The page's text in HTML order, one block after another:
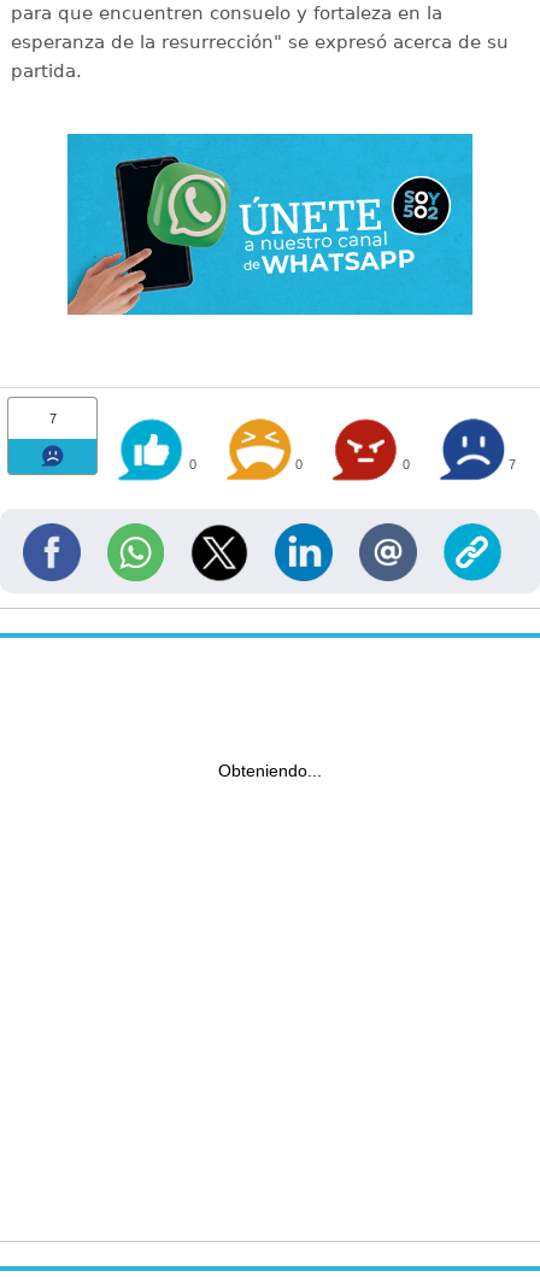
para que encuentren consuelo y fortaleza en la
esperanza de la resurrección" se expresó acerca de su
partida.
7
0 0 0 7
Obteniendo...